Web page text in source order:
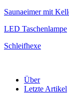
Saunaeimer mit
LED Taschenlampe
Schleifhexe
Über
Letzte Artikel